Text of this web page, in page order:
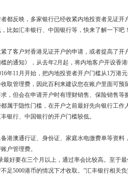
反映，多家银行已经收紧内地投资者见证开
比如汇丰银行、中国银行等，快来了解一下吧！
客户对香港见证开户的申请，或者提高了开
的通知》，从去年2月起，将内地客户开设香
11月开始，把内地投资者开户门槛从1万港元
管理费，因此百利来建议您在账户里面可预
，但会在申请开户时有理财销售、保险销售
属于隐性门槛，在开户之前最好先向银行工作
行、中国银行的开户门槛较低。
澳通行证、身份证、家庭水电缴费单等资料
户管理费。
好要在三个月以上，通过率会比较高。至于最
足5000港币的情况下才收取。”汇丰银行相关负